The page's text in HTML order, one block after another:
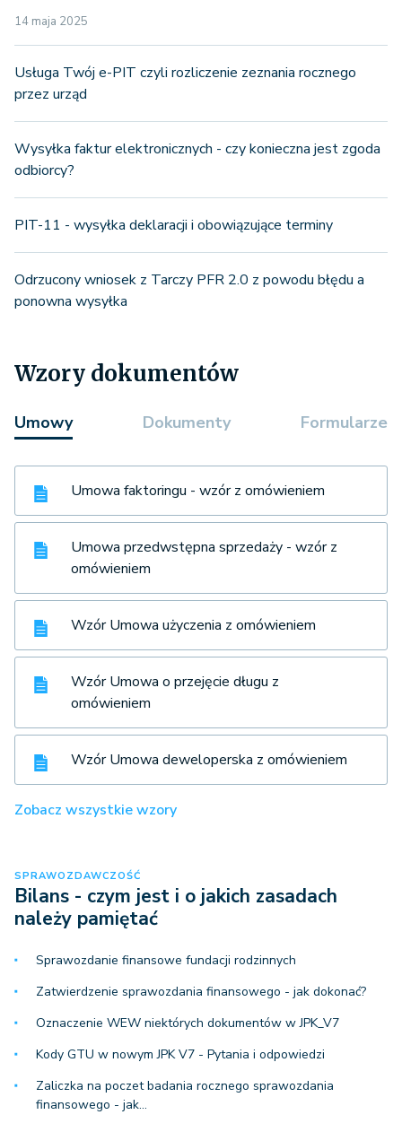
14 maja 2025
Usługa Twój e-PIT czyli rozliczenie zeznania rocznego
przez urząd
Wysyłka faktur elektronicznych - czy konieczna jest zgoda
odbiorcy?
PIT-11 - wysyłka deklaracji i obowiązujące terminy
Odrzucony wniosek z Tarczy PFR 2.0 z powodu błędu a
ponowna wysyłka
Wzory dokumentów
Umowy Dokumenty Formularze
Umowa faktoringu - wzór z omówieniem
Umowa przedwstępna sprzedaży - wzór z
omówieniem
Wzór Umowa użyczenia z omówieniem
Wzór Umowa o przejęcie długu z
omówieniem
Wzór Umowa deweloperska z omówieniem
Zobacz wszystkie wzory
SPRAWOZDAWCZOŚĆ
Bilans - czym jest i o jakich zasadach
należy pamiętać
Sprawozdanie finansowe fundacji rodzinnych
Zatwierdzenie sprawozdania finansowego - jak dokonać?
Oznaczenie WEW niektórych dokumentów w JPK_V7
Kody GTU w nowym JPK V7 - Pytania i odpowiedzi
Zaliczka na poczet badania rocznego sprawozdania
finansowego - jak…